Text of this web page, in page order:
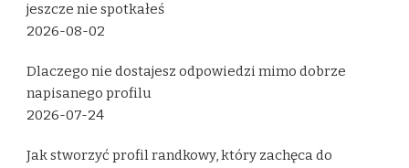
jeszcze nie spotkałeś
2026-08-02
Dlaczego nie dostajesz odpowiedzi mimo dobrze
napisanego profilu
2026-07-24
Jak stworzyć profil randkowy, który zachęca do